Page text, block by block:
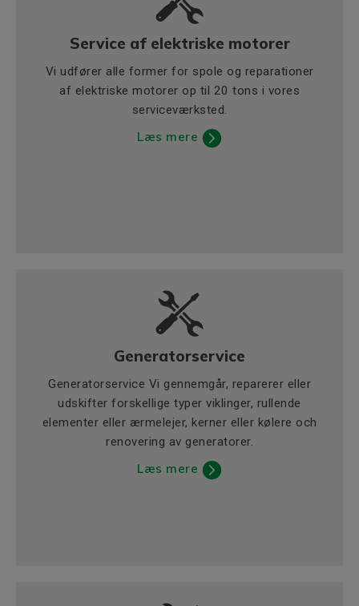
Service af elektriske motorer
Vi udfører alle former for spole og reparationer
af elektriske motorer op til 20 tons i vores
serviceværksted.
Læs mere
Generatorservice
Generatorservice Vi gennemgår, reparerer eller
udskifter forskellige typer viklinger, rullende
elementer eller ærmelejer, kerner eller kølere och
renovering av generatorer.
Læs mere